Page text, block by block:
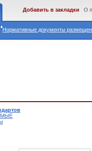
Нормативные документы
Добавить в закладки О